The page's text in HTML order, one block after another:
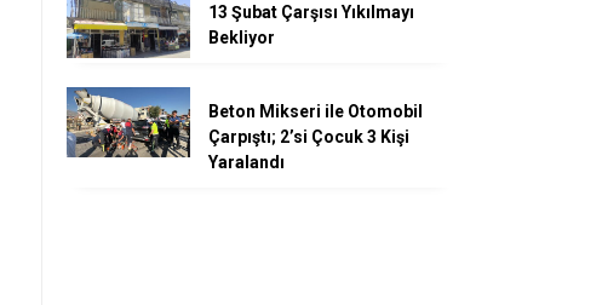
13 Şubat Çarşısı Yıkılmayı
Bekliyor
Beton Mikseri ile Otomobil
Çarpıştı; 2’si Çocuk 3 Kişi
Yaralandı